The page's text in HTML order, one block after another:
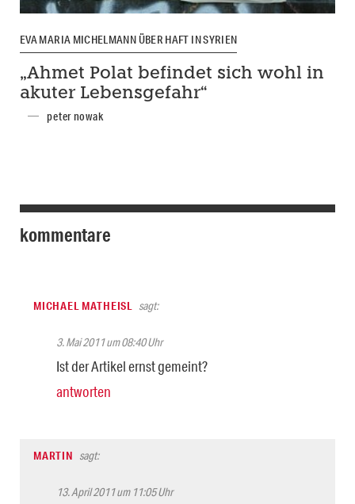
EVA MARIA MICHELMANN ÜBER HAFT IN SYRIEN
„Ahmet Polat befindet sich wohl in
akuter Lebensgefahr“
peter nowak
kommentare
MICHAEL MATHEISL sagt:
3. Mai 2011 um 08:40 Uhr
Ist der Artikel ernst gemeint?
antworten
MARTIN sagt:
13. April 2011 um 11:05 Uhr